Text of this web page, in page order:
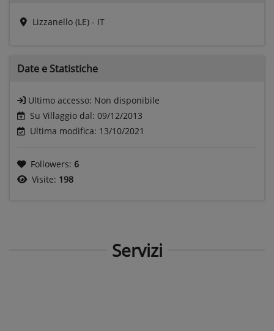
Lizzanello (LE) - IT
Date e Statistiche
Ultimo accesso: Non disponibile
Su Villaggio dal: 09/12/2013
Ultima modifica: 13/10/2021
Followers: 6
Visite: 198
Servizi